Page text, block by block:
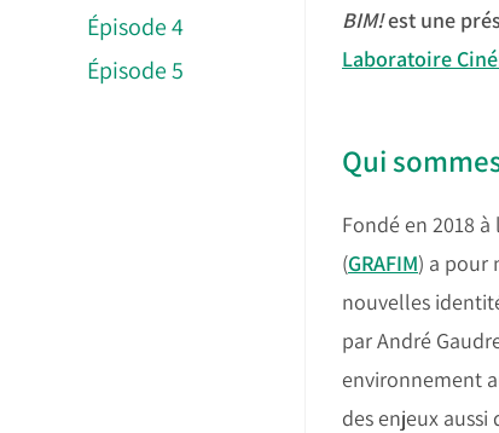
BIM!est une
Laboratoire
Qui
Fondé en 2018
(GRAFIM) a pour
nouvelles
par André
environnement
des enjeux
Épisode 4
Épisode 5